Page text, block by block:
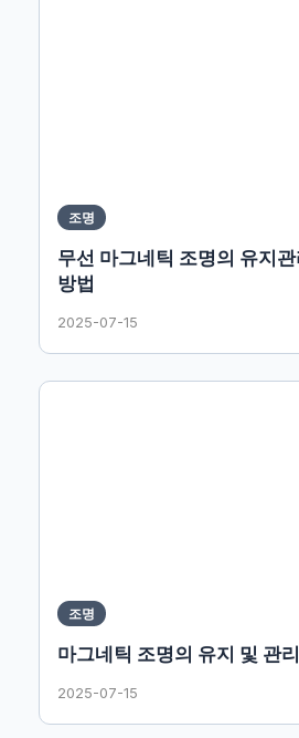
조명
무선 마그네틱 조명의 유지
방법
2025-07-15
조명
마그네틱 조명의 유지 및 관
2025-07-15